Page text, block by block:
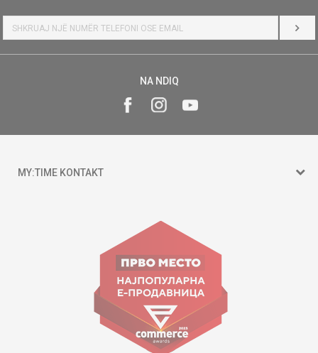
HYR
NA NDIQ
MY:TIME KONTAKT
Goce Nikolovski 74 Shkup
contact@mytime.mk
Orari i punës:
09:00 - 17:00